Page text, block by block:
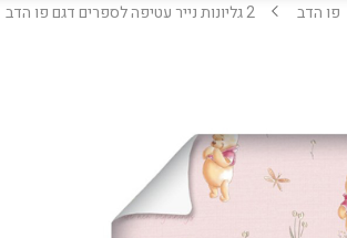
פו הדב 2 גליונות נייר עטיפה לספרים דגם פו הדב